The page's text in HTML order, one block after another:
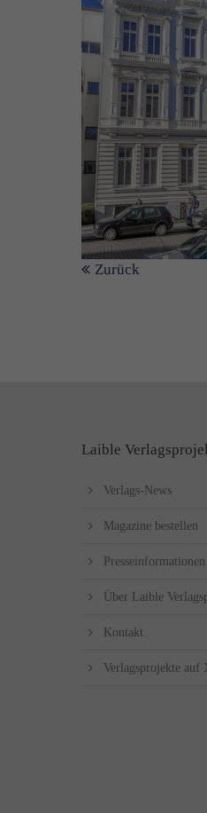
Zurück
Laible
Verlags-News
Magazine bestellen
Presseinformationen
Über Laible
Kontakt
Verlagsprojekte auf